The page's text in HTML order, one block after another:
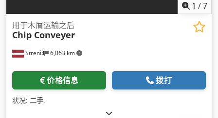
1 /7
Strenči 6,063 km
用于木屑运输之后
Chip Conveyer
价格信息 拨打
状况: 二手,